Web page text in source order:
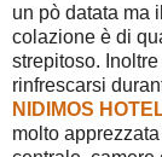
un pò datata ma
colazione è di
strepitoso.
rinfrescarsi
NIDIMOS
molto